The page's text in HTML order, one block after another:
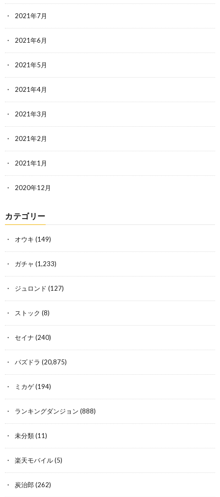
2021年7月
2021年6月
2021年5月
2021年4月
2021年3月
2021年2月
2021年1月
2020年12月
カテゴリー
オウキ (149)
ガチャ (1,233)
ジュロンド (127)
ストック (8)
セイナ (240)
パズドラ (20,875)
ミカゲ(194)
ランキングダンジョン (888)
未分類(11)
楽天モバイル(5)
炭治郎 (262)